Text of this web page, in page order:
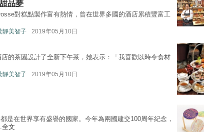
品夢
對糕點製作富有熱情，曾在世界多國的酒店累積豐富工
靜美智子 2019年05月10日
的茶園設計了全新下午茶，她表示：「我喜歡以時令食材
靜美智子 2019年05月10日
是在世界享有盛譽的國家。今年為兩國建交100周年紀念，
全文